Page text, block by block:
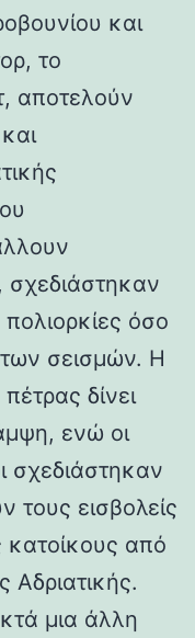
και
το
αποτελούν
όσο
των σεισμών. Η
δίνει
ενώ οι
σχεδιάστηκαν
τους εισβολείς
κατοίκους από
Αδριατικής.
μια άλλη